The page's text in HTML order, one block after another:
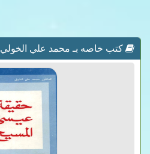
كتب خاصه بـ محمد علي الخولي